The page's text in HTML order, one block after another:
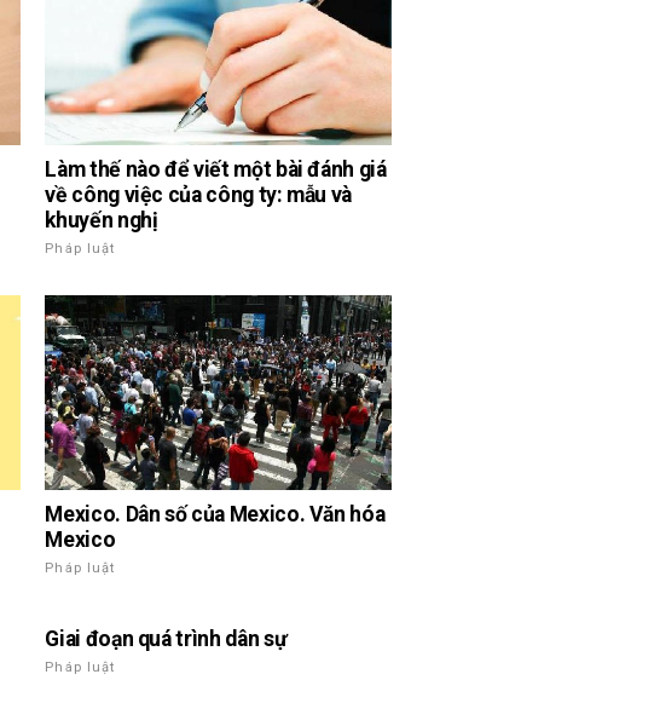
Làm thế nào để viết một bài đánh giá
về công việc của công ty: mẫu và
khuyến nghị
Pháp luật
Mexico. Dân số của Mexico. Văn hóa
Mexico
Pháp luật
Giai đoạn quá trình dân sự
Pháp luật